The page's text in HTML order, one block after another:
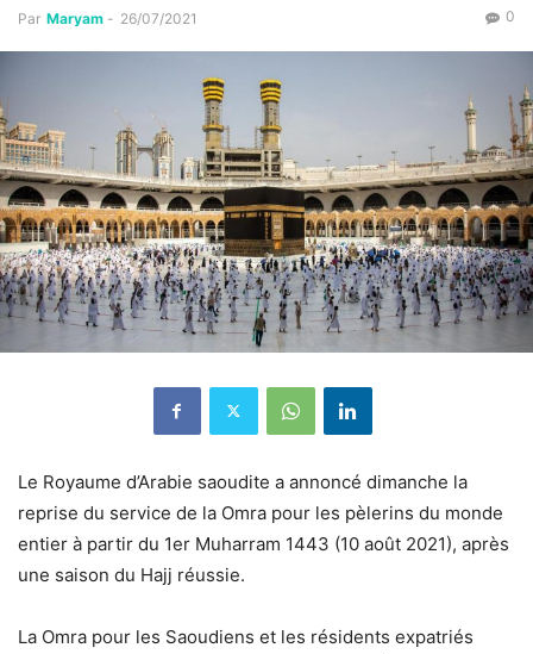
Par Maryam - 26/07/2021 0
Le Royaume d’Arabie saoudite a annoncé dimanche la
reprise du service de la Omra pour les pèlerins du monde
entier à partir du 1er Muharram 1443 (10 août 2021), après
une saison du Hajj réussie.
La Omra pour les Saoudiens et les résidents expatriés